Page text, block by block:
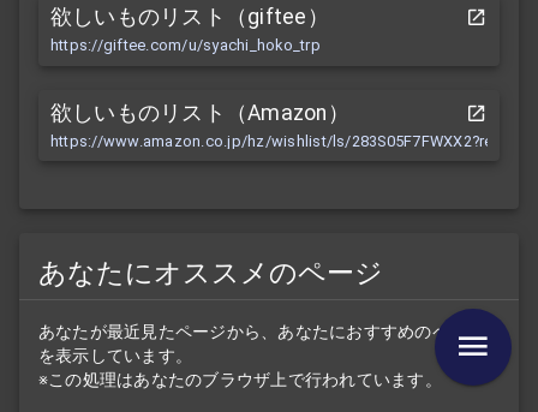
欲しいものリスト（giftee）
https://giftee.com/u/syachi_hoko_trp
欲しいものリスト（Amazon）
https://www.amazon.co.jp/hz/wishlist/ls/
あなたにオススメのページ
あなたが最近見たページから、あなたにおすすめのページ
を表示しています。
※この処理はあなたのブラウザ上で行われています。